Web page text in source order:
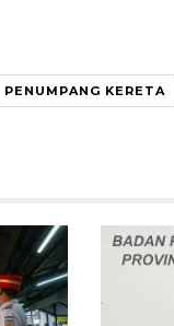
PENUMPANG KERETA